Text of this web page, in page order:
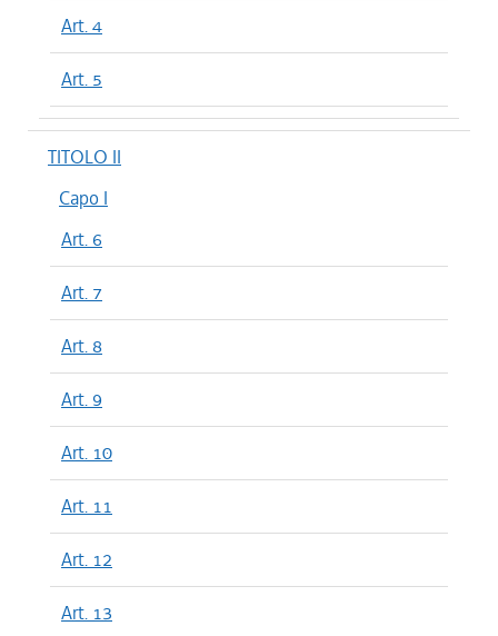
Art. 4
Art. 5
TITOLO II
Capo I
Art. 6
Art. 7
Art. 8
Art. 9
Art. 10
Art. 11
Art. 12
Art. 13